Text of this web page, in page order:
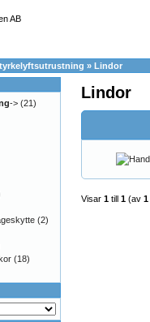
»Lindor
Lindor
Visar1 till1 (av1
-> (21)
(2)
(18)